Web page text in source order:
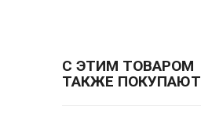
С ЭТИМ ТОВАРОМ
ТАКЖЕ ПОКУПАЮТ